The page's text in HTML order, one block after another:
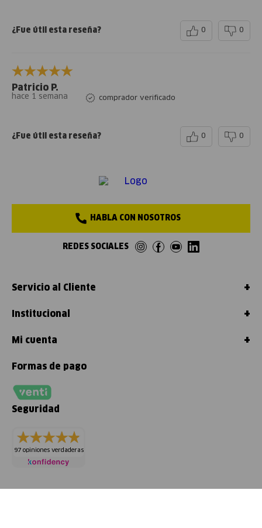
¿Fue útil esta reseña? 0 0
Patricio P.
hace 1 semana comprador verificado
¿Fue útil esta reseña? 0 0
HABLA CON NOSOTROS
REDES SOCIALES
Servicio al Cliente +
Institucional +
Mi cuenta +
Formas de pago
Seguridad
97 opiniones verdaderas